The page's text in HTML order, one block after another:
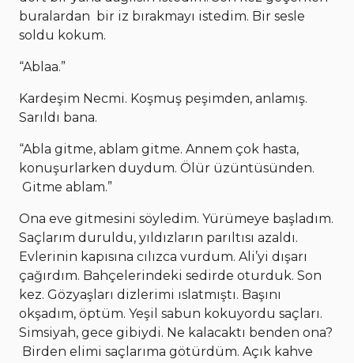
buralardan bir iz bırakmayı istedim. Bir sesle
soldu kokum.
“Ablaa.”
Kardeşim Necmi. Koşmuş peşimden, anlamış.
Sarıldı bana.
“Abla gitme, ablam gitme. Annem çok hasta,
konuşurlarken duydum. Ölür üzüntüsünden.
Gitme ablam.”
Ona eve gitmesini söyledim. Yürümeye başladım.
Saçlarım duruldu, yıldızların parıltısı azaldı.
Evlerinin kapısına cılızca vurdum. Ali’yi dışarı
çağırdım. Bahçelerindeki sedirde oturduk. Son
kez. Gözyaşları dizlerimi ıslatmıştı. Başını
okşadım, öptüm. Yeşil sabun kokuyordu saçları.
Simsiyah, gece gibiydi. Ne kalacaktı benden ona?
Birden elimi saçlarıma götürdüm. Açık kahve